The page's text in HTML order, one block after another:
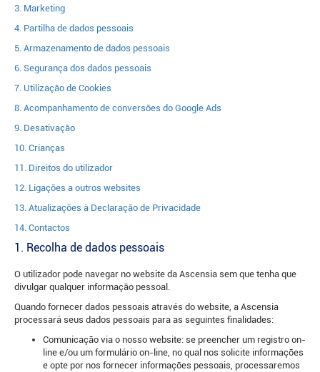
3. Marketing
4. Partilha de dados pessoais
5. Armazenamento de dados pessoais
6. Segurança dos dados pessoais
7. Utilização de Cookies
8. Acompanhamento de conversões do Google Ads
9. Desativação
10. Crianças
11. Direitos do utilizador
12. Ligações a outros websites
13. Atualizações à Declaração de Privacidade
14. Contactos
1. Recolha de dados pessoais
O utilizador pode navegar no website da Ascensia sem que tenha que
divulgar qualquer informação pessoal.
Quando fornecer dados pessoais através do website, a Ascensia
processará seus dados pessoais para as seguintes finalidades:
Comunicação via o nosso website: se preencher um registro on-
line e/ou um formulário on-line, no qual nos solicite informações
e opte por nos fornecer informações pessoais, processaremos